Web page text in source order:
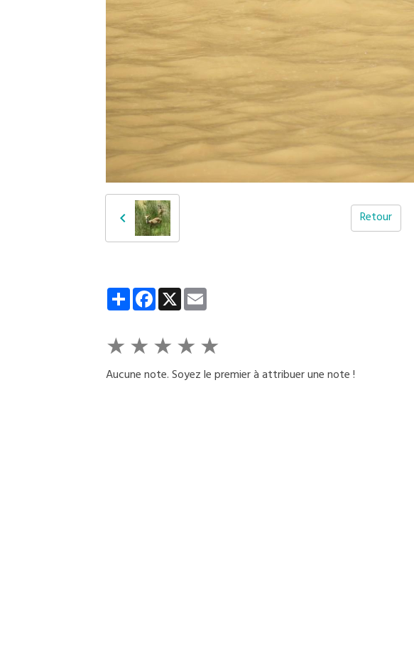
Retour
PartagerFacebook
X
★★★★★
Aucune note. Soyez le premier à attribuer une note !